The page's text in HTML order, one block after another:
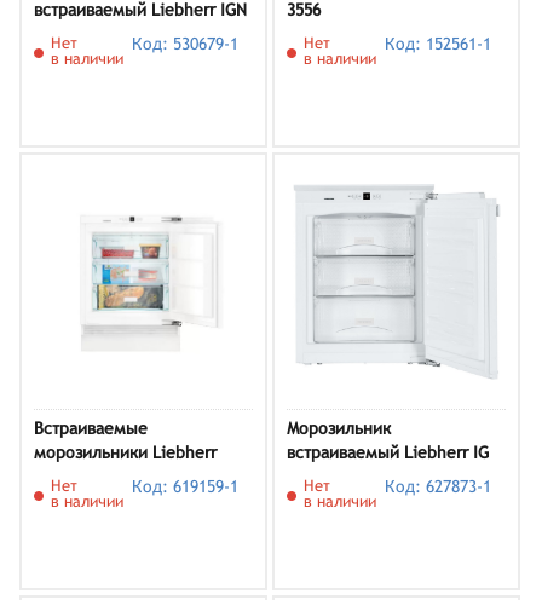
встраиваемый Liebherr IGN
1624Нет
в наличии
Код: 530679-1
3556
Нет
в наличии
Код: 152561-1
Встраиваемые
морозильники Liebherr
SUIG 1514-21 001
Нет
в наличии
Код: 619159-1
Морозильник
встраиваемый Liebherr IG
IG 1024-21 001
Нет
в наличии
Код: 627873-1